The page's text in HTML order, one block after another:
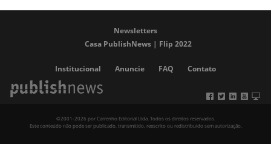
Newsletters
Casa PublishNews | Flip 2022
Institucional Anuncie FAQ Contato
©2001-2026 por Carrenho Editorial Ltda. Todos os direitos reservados.
Este conteúdo não pode ser publicado, transmitido, reescrito ou redistribuído sem autorização.